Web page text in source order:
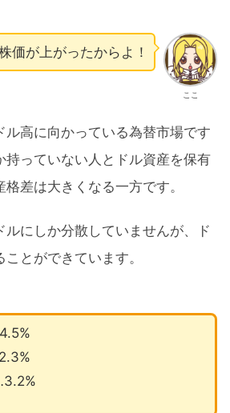
ここ
価が上がったからよ！
ル高に向かっている為替市場です
持っていない人とドル資産を保有
差は大きくなる一方です。
ルにしか分散していませんが、ド
とができています。